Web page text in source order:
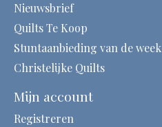
Nieuwsbrief
Quilts Te Koop
Stuntaanbieding van de week
Christelijke Quilts
Mijn account
Registreren